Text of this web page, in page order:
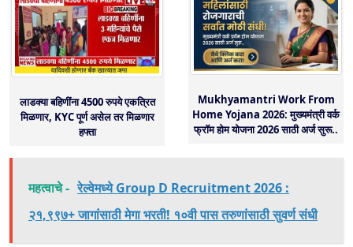
लाडक्या बहिणींना 4500 रुपये एकत्रित
मिळणार, KYC पूर्ण असेल तर मिळणार
हफ्ता
Mukhyamantri Work From
Home Yojana 2026: मुख्यमंत्री वर्क
फ्रॉम होम योजना 2026 साठी अर्ज सुरू..
महत्वाचे - रेल्वेमध्ये Group D Recruitment 2026 :
२१,९९७+ जागांसाठी मेगा भरती! १०वी पास तरुणांसाठी सुवर्ण संधी